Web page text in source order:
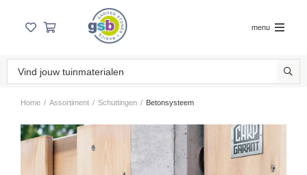
menu
Home / Assortiment / Schuttingen / Betonsysteem